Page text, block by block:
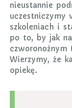
nieustannie
uczestniczymy
szkoleniach i
po to, by jak
Wierzymy, że
opiekę.